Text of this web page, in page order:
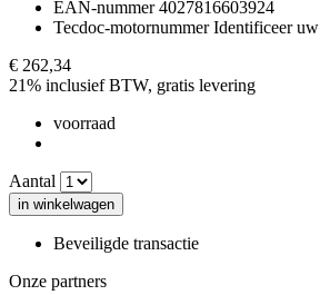
EAN-nummer 4027816603924
Tecdoc-motornummer Identificeer
€ 262,34
21% inclusief BTW, gratis levering
voorraad
Aantal
in winkelwagen
Beveiligde transactie
Onze partners